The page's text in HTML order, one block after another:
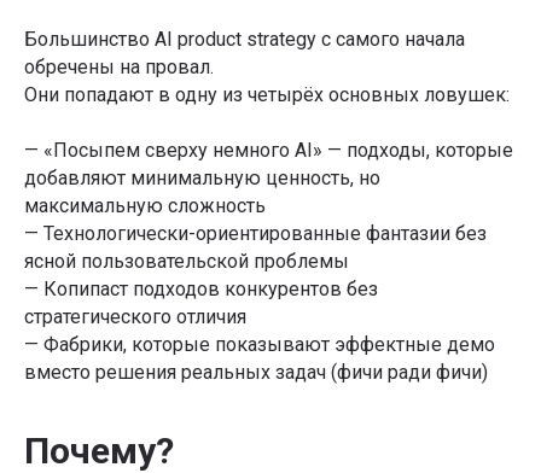
Большинство AI product strategy с самого начала
обречены на провал.
Они попадают в одну из четырёх основных ловушек:
— «Посыпем сверху немного AI» — подходы, которые
добавляют минимальную ценность, но
максимальную сложность
— Технологически-ориентированные фантазии без
ясной пользовательской проблемы
— Копипаст подходов конкурентов без
стратегического отличия
— Фабрики, которые показывают эффектные демо
вместо решения реальных задач (фичи ради фичи)
Почему?